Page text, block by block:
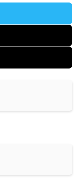
una
de lo que